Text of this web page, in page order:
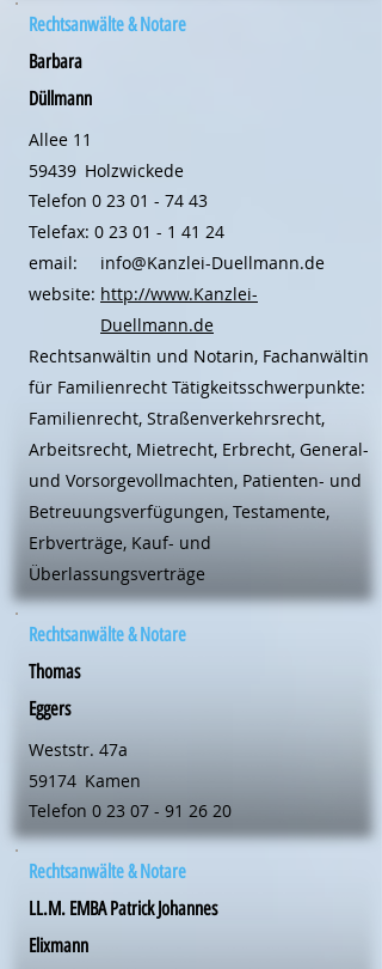
Rechtsanwälte & Notare
Barbara
Düllmann
Allee 11
59439 Holzwickede
Telefon 0 23 01 - 74 43
Telefax: 0 23 01 - 1 41 24
email:
website:
info@Kanzlei-Duellmann.de
http://www.Kanzlei-
Duellmann.de
Rechtsanwältin und Notarin, Fachanwältin
für Familienrecht Tätigkeitsschwerpunkte:
Familienrecht, Straßenverkehrsrecht,
Arbeitsrecht, Mietrecht, Erbrecht, General-
und Vorsorgevollmachten, Patienten- und
Betreuungsverfügungen, Testamente,
Erbverträge, Kauf- und
Überlassungsverträge
Rechtsanwälte & Notare
Thomas
Eggers
Weststr. 47a
59174 Kamen
Telefon 0 23 07 - 91 26 20
Rechtsanwälte & Notare
LL.M. EMBA Patrick Johannes
Elixmann